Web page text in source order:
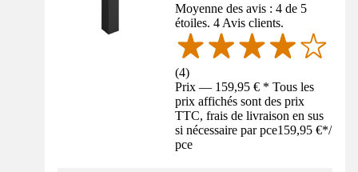
Moyenne des avis : 4 de 5
étoiles. 4 Avis clients.
(4)
Prix — 159,95 € * Tous les
prix affichés sont des prix
TTC, frais de livraison en sus
si nécessaire par pce159,95 €*/
pce